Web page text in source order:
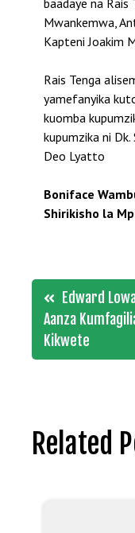
Mwankemwa,
Kapteni Joakim
Rais Tenga
yamefanyika
kuomba
kupumzika ni
Deo Lyatto
Boniface
Shirikisho la
Post
navigation
Edward
Aanza
Kikwete
Related